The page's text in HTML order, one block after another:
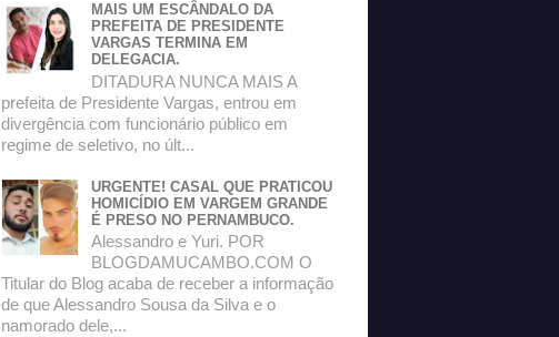
MAIS UM ESCÂNDALO DA
PREFEITA DE PRESIDENTE
VARGAS TERMINA EM
DELEGACIA.
DITADURA NUNCA MAIS A
prefeita de Presidente Vargas, entrou em
divergência com funcionário público em
regime de seletivo, no últ...
URGENTE! CASAL QUE PRATICOU
HOMICÍDIO EM VARGEM GRANDE
É PRESO NO PERNAMBUCO.
Alessandro e Yuri. POR
BLOGDAMUCAMBO.COM O
Titular do Blog acaba de receber a informação
de que Alessandro Sousa da Silva e o
namorado dele,...